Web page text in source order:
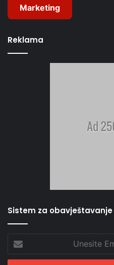
Marketing
Reklama
Sistem za obavještavanje
Unesite
Email
adresu